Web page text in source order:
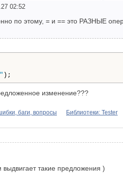
02:52
по этому, = и == это РАЗНЫЕ
);
изменение???
баги, вопросы Библиотеки: Tester
выдвигает такие предложения )